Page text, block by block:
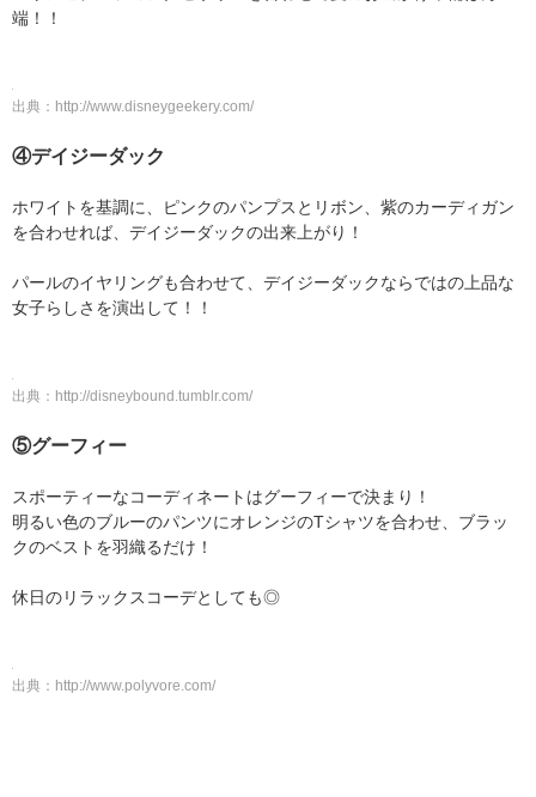
端！！
出典： http://www.disneygeekery.com/
④デイジーダック
ホワイトを基調に、ピンクのパンプスとリボン、紫のカーディガン
を合わせれば、デイジーダックの出来上がり！
パールのイヤリングも合わせて、デイジーダックならではの上品な
女子らしさを演出して！！
出典： http://disneybound.tumblr.com/
⑤グーフィー
スポーティーなコーディネートはグーフィーで決まり！
明るい色のブルーのパンツにオレンジのTシャツを合わせ、ブラッ
クのベストを羽織るだけ！
休日のリラックスコーデとしても◎
出典： http://www.polyvore.com/